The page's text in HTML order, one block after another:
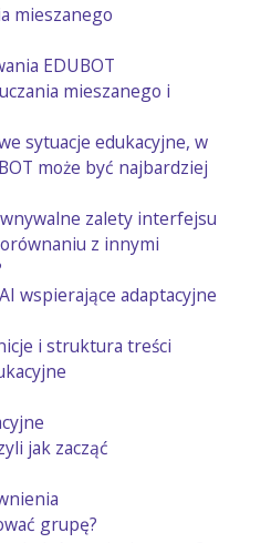
mieszanego
EDUBOT
mieszanego i
sytuacje edukacyjne, w
może być najbardziej
zalety interfejsu
z innymi
wspierające adaptacyjne
i struktura treści
jak zacząć
grupę?